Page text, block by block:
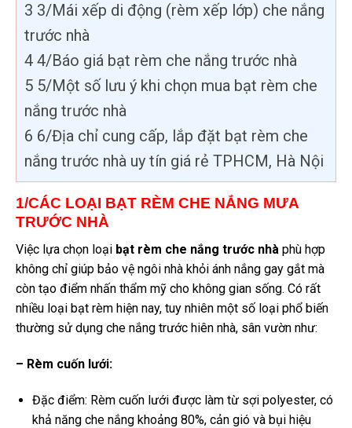
3 3/Mái xếp di động (rèm xếp lớp) che nắng
trước nhà
4 4/Báo giá bạt rèm che nắng trước nhà
5 5/Một số lưu ý khi chọn mua bạt rèm che
nắng trước nhà
6 6/Địa chỉ cung cấp, lắp đặt bạt rèm che
nắng trước nhà uy tín giá rẻ TPHCM, Hà Nội
1/CÁC LOẠI BẠT RÈM CHE NẮNG MƯA
TRƯỚC NHÀ
Việc lựa chọn loại bạt rèm che nắng trước nhà phù hợp
không chỉ giúp bảo vệ ngôi nhà khỏi ánh nắng gay gắt mà
còn tạo điểm nhấn thẩm mỹ cho không gian sống. Có rất
nhiều loại bạt rèm hiện nay, tuy nhiên một số loại phổ biến
thường sử dụng che nắng trước hiên nhà, sân vườn như:
– Rèm cuốn lưới:
Đặc điểm: Rèm cuốn lưới được làm từ sợi polyester, có
khả năng che nắng khoảng 80%, cản gió và bụi hiệu